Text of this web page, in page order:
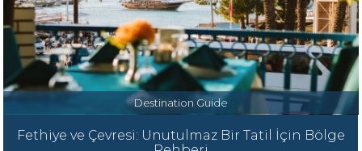
Destination Guide
Fethiye ve Çevresi: Unutulmaz Bir Tatil İçin Bölge